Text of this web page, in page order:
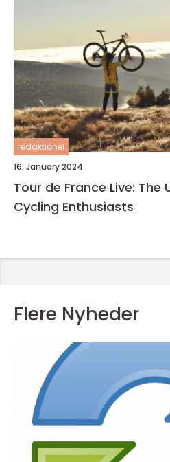
redaktionel
16. January 2024
Tour de France Live:
Cycling Enthusiasts
Flere Nyheder